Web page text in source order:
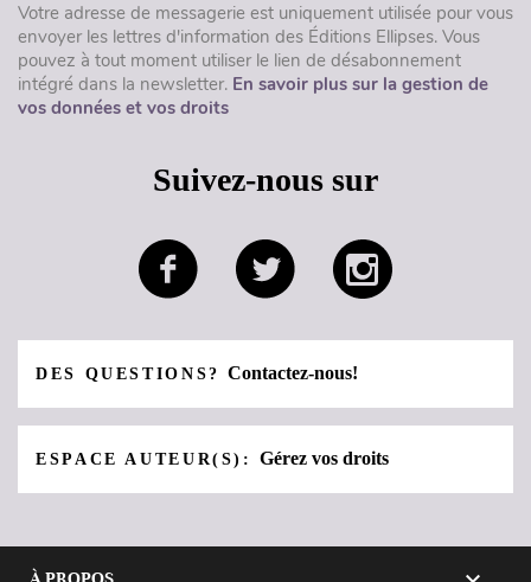
Votre adresse de messagerie est uniquement utilisée pour vous
envoyer les lettres d'information des Éditions Ellipses. Vous
pouvez à tout moment utiliser le lien de désabonnement
intégré dans la newsletter. En savoir plus sur la gestion de
vos données et vos droits
Suivez-nous sur
DES QUESTIONS?Contactez-nous!
ESPACE AUTEUR(S):Gérez vos droits